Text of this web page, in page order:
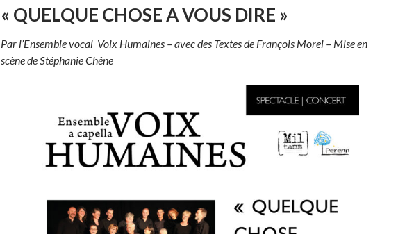
« QUELQUE CHOSE A VOUS DIRE »
Par l’Ensemble vocal Voix Humaines – avec des Textes de François Morel – Mise en
scène de Stéphanie Chêne